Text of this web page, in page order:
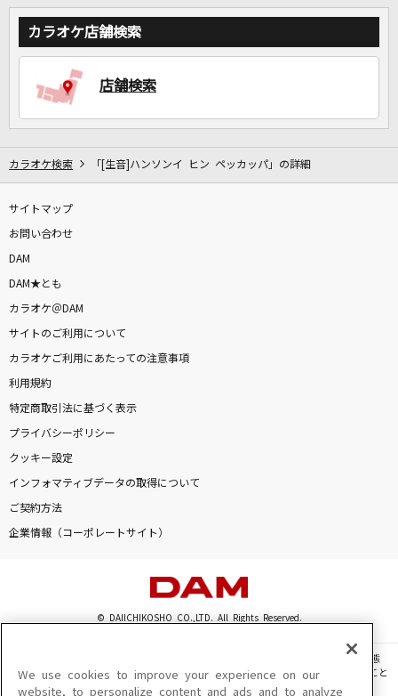
家族や友達と一緒に！練習にも！
カラオケ店舗検索
店舗検索
カラオケ検索 「[生音]ハンソンイ ヒン ペッカッパ」の詳細
サイトマップ
お問い合わせ
DAM
DAM★とも
カラオケ＠DAM
サイトのご利用について
カラオケご利用にあたっての注意事項
利用規約
特定商取引法に基づく表示
プライバシーポリシー
クッキー設定
インフォマティブデータの取得について
ご契約方法
企業情報（コーポレートサイト）
© DAIICHIKOSHO CO.,LTD. All Rights Reserved.
このサイトに掲載されている一切の文章・画像・写真・動画・音声等を、手段や形態
を問わず、著作権法の定める範囲を超えて無断で複製、転載、ファイル化などすること
を禁じます。
We use cookies to improve your experience on our
website, to personalize content and ads and to analyze